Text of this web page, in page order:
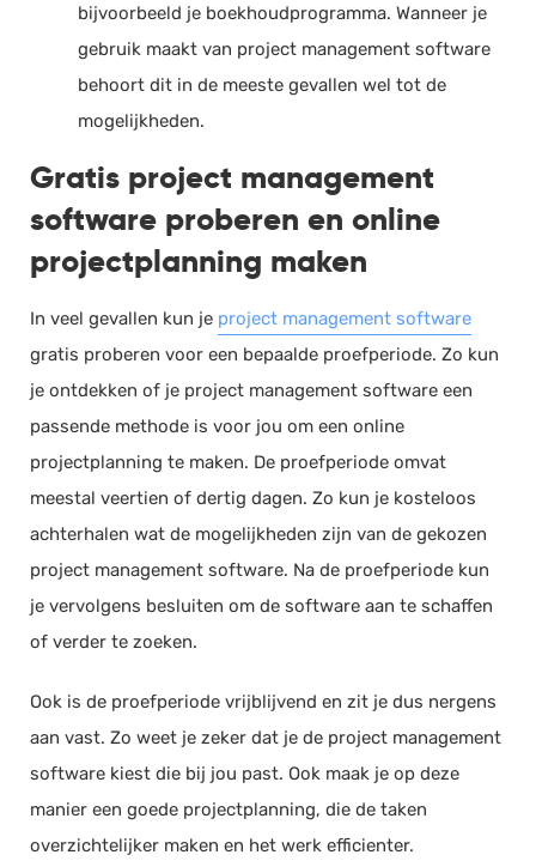
bijvoorbeeld je boekhoudprogramma. Wanneer je
gebruik maakt van project management software
behoort dit in de meeste gevallen wel tot de
mogelijkheden.
Gratis project management
software proberen en online
projectplanning maken
In veel gevallen kun je project management software
gratis proberen voor een bepaalde proefperiode. Zo kun
je ontdekken of je project management software een
passende methode is voor jou om een online
projectplanning te maken. De proefperiode omvat
meestal veertien of dertig dagen. Zo kun je kosteloos
achterhalen wat de mogelijkheden zijn van de gekozen
project management software. Na de proefperiode kun
je vervolgens besluiten om de software aan te schaffen
of verder te zoeken.
Ook is de proefperiode vrijblijvend en zit je dus nergens
aan vast. Zo weet je zeker dat je de project management
software kiest die bij jou past. Ook maak je op deze
manier een goede projectplanning, die de taken
overzichtelijker maken en het werk efficienter.